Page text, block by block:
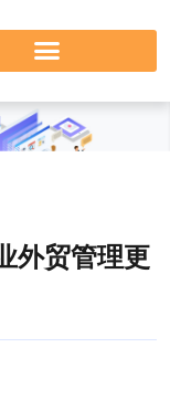
外贸管理更